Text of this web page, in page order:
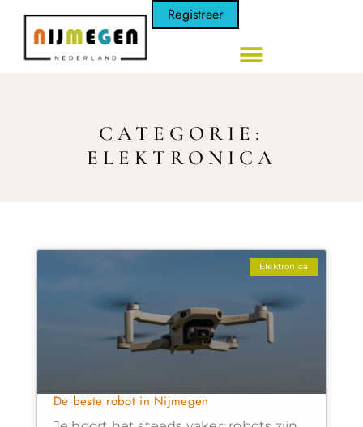
Registreer
CATEGORIE:
ELEKTRONICA
Elektronica
De beste robot in Nijmegen